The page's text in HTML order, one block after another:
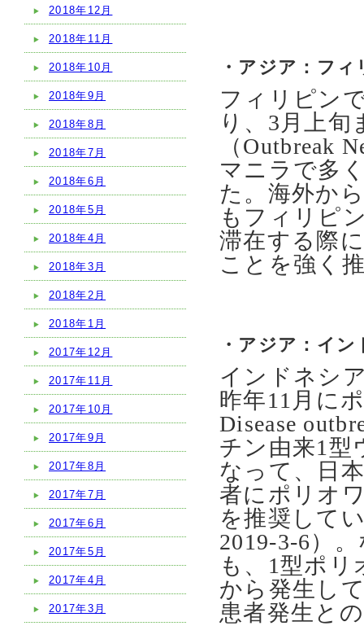
2018年12月
2018年11月
2018年10月
2018年9月
2018年8月
2018年7月
2018年6月
2018年5月
2018年4月
2018年3月
2018年2月
2018年1月
2017年12月
2017年11月
2017年10月
2017年9月
2017年8月
2017年7月
2017年6月
2017年5月
2017年4月
2017年3月
・アジア：フ
フィリピン
り、3月上
（Outbreak
マニラで多
た。海外か
もフィリピ
滞在する際
ことを強く
・アジア：イ
インドネシ
昨年11月に
Disease
チン由来1型
なって、日
者にポリオ
を推奨して
2019-3-6）
も、1型ポリ
から発生し
患者発生と